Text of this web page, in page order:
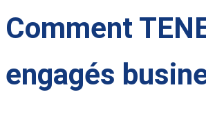
Comment
engagés